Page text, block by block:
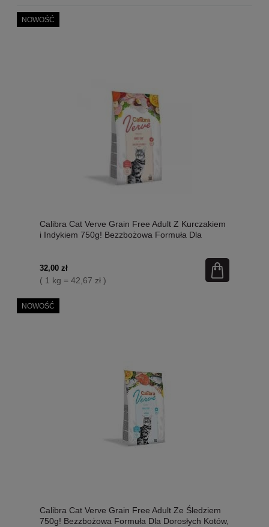
Calibra Cat Verve Grain Free Adult Z Kurczakiem
i Indykiem 750g! Bezzbożowa Formuła Dla
32,00 zł
( 1 kg = 42,67 zł )
NOWOŚĆ
Calibra Cat Verve Grain Free Adult Ze Śledziem
750g! Bezzbożowa Formuła Dla Dorosłych Kotów,
NOWOŚĆ